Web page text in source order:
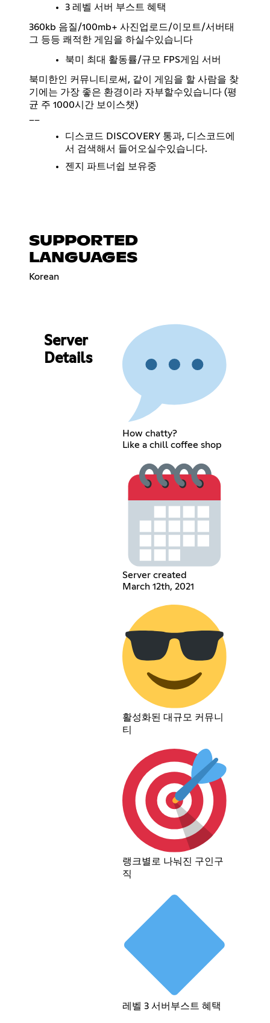
3 레벨 서버 부스트 혜택
360kb 음질/100mb+ 사진업로드/이모트/서버태
그 등등 쾌적한 게임을 하실수있습니다
북미 최대 활동률/규모 FPS게임 서버
북미한인 커뮤니티로써, 같이 게임을 할 사람을 찾
기에는 가장 좋은 환경이라 자부할수있습니다 (평
디스코드 DISCOVERY 통과, 디스코드에
서 검색해서 들어오실수있습니다.
젠지 파트너쉽 보유중
SUPPORTED
LANGUAGES
Korean
Server
Details
How chatty?
Like a chill coffee shop
Server created
March 12th, 2021
활성화된 대규모 커뮤니
티
랭크별로 나눠진 구인구
직
레벨 3 서버부스트 혜택